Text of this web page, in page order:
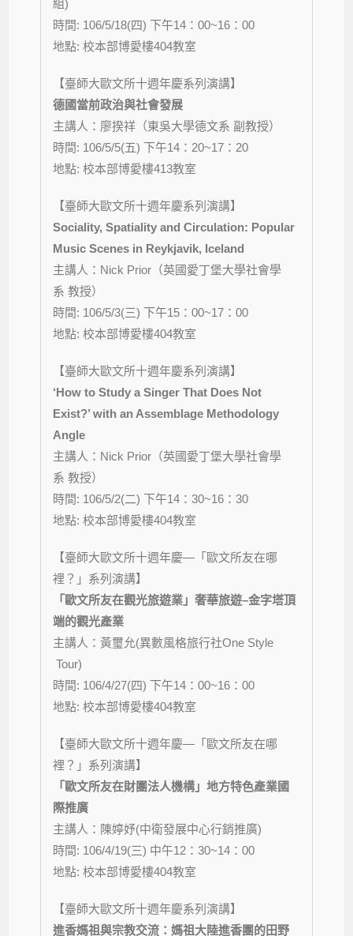
組)
時間: 106/5/18(四) 下午14：00~16：00
地點: 校本部博愛樓404教室
【臺師大歐文所十週年慶系列演講】
德國當前政治與社會發展
主講人：廖揆祥（東吳大學德文系 副教授）
時間: 106/5/5(五) 下午14：20~17：20
地點: 校本部博愛樓413教室
【臺師大歐文所十週年慶系列演講】
Sociality, Spatiality and Circulation: Popular
Music Scenes in Reykjavik, Iceland
主講人：Nick Prior（英國愛丁堡大學社會學
系 教授）
時間: 106/5/3(三) 下午15：00~17：00
地點: 校本部博愛樓404教室
【臺師大歐文所十週年慶系列演講】
‘How to Study a Singer That Does Not
Exist?’ with an Assemblage Methodology
Angle
主講人：Nick Prior（英國愛丁堡大學社會學
系 教授）
時間: 106/5/2(二) 下午14：30~16：30
地點: 校本部博愛樓404教室
【臺師大歐文所十週年慶—「歐文所友在哪
裡？」系列演講】
「歐文所友在觀光旅遊業」奢華旅遊–金字塔頂
端的觀光產業
主講人：黃璽允(異數風格旅行社One Style
Tour)
時間: 106/4/27(四) 下午14：00~16：00
地點: 校本部博愛樓404教室
【臺師大歐文所十週年慶—「歐文所友在哪
裡？」系列演講】
「歐文所友在財團法人機構」地方特色產業國
際推廣
主講人：陳婷妤(中衛發展中心行銷推廣)
時間: 106/4/19(三) 中午12：30~14：00
地點: 校本部博愛樓404教室
【臺師大歐文所十週年慶系列演講】
進香媽祖與宗教交流：媽祖大陸進香團的田野